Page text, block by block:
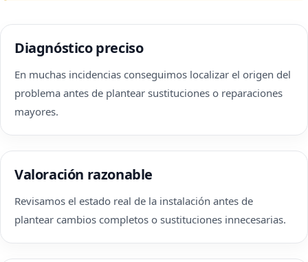
Diagnóstico preciso
En muchas incidencias conseguimos localizar el origen del
problema antes de plantear sustituciones o reparaciones
mayores.
Valoración razonable
Revisamos el estado real de la instalación antes de
plantear cambios completos o sustituciones innecesarias.